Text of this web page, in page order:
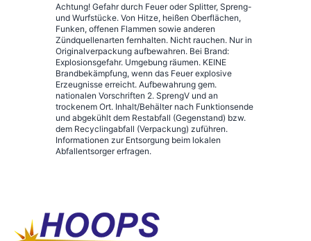
Achtung! Gefahr durch Feuer oder Splitter, Spreng-
und Wurfstücke. Von Hitze, heißen Oberflächen,
Funken, offenen Flammen sowie anderen
Zündquellenarten fernhalten. Nicht rauchen. Nur in
Originalverpackung aufbewahren. Bei Brand:
Explosionsgefahr. Umgebung räumen. KEINE
Brandbekämpfung, wenn das Feuer explosive
Erzeugnisse erreicht. Aufbewahrung gem.
nationalen Vorschriften 2. SprengV und an
trockenem Ort. Inhalt/Behälter nach Funktionsende
und abgekühlt dem Restabfall (Gegenstand) bzw.
dem Recyclingabfall (Verpackung) zuführen.
Informationen zur Entsorgung beim lokalen
Abfallentsorger erfragen.